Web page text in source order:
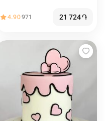
4.90971 21 724֏